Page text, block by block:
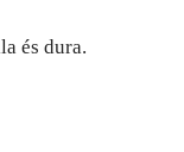
és dura.